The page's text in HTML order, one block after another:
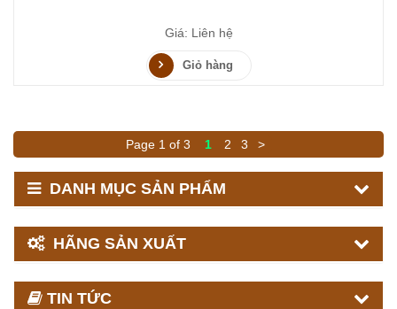
Giá: Liên hệ
Giỏ hàng
Page 1 of 3 1 2 3 >
DANH MỤC SẢN PHẨM
HÃNG SẢN XUẤT
TIN TỨC